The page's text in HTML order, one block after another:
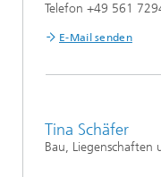
Telefon +49 561
E-Mail senden
Tina Schäfer
Bau, Liegenschaften